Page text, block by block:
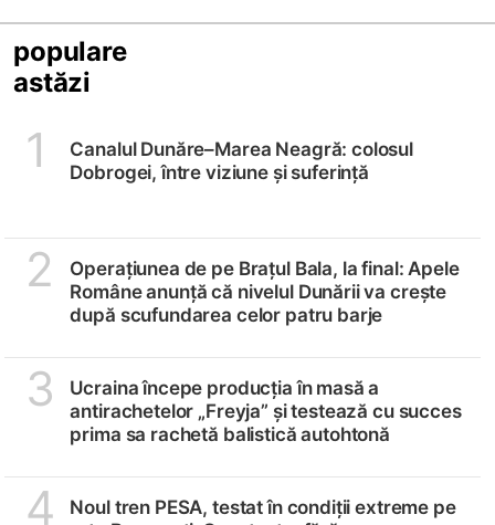
populare
astăzi
1
Canalul Dunăre–Marea Neagră: colosul
Dobrogei, între viziune și suferință
2
Operațiunea de pe Brațul Bala, la final: Apele
Române anunță că nivelul Dunării va crește
după scufundarea celor patru barje
3
Ucraina începe producția în masă a
antirachetelor „Freyja” și testează cu succes
prima sa rachetă balistică autohtonă
4
Noul tren PESA, testat în condiții extreme pe